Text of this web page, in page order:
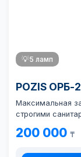
💡5 ламп
POZIS ОРБ-
Максимальная
строгими
200 000 ₸